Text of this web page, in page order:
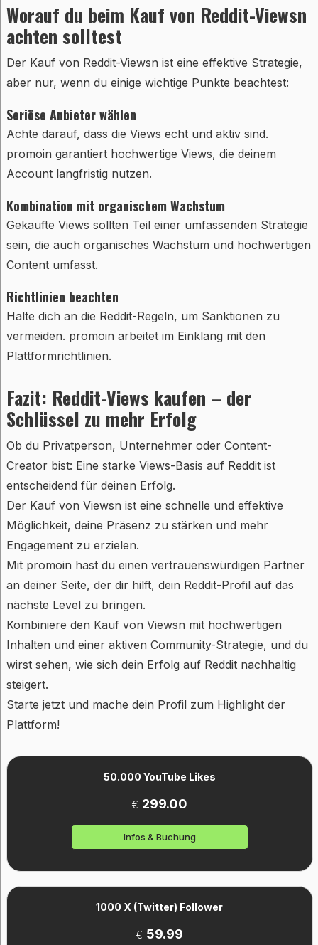
Worauf du beim Kauf von Reddit-Viewsn
achten solltest
Der Kauf von Reddit-Viewsn ist eine effektive Strategie,
aber nur, wenn du einige wichtige Punkte beachtest:
Seriöse Anbieter wählen
Achte darauf, dass die Views echt und aktiv sind.
promoin garantiert hochwertige Views, die deinem
Account langfristig nutzen.
Kombination mit organischem Wachstum
Gekaufte Views sollten Teil einer umfassenden Strategie
sein, die auch organisches Wachstum und hochwertigen
Content umfasst.
Richtlinien beachten
Halte dich an die Reddit-Regeln, um Sanktionen zu
vermeiden. promoin arbeitet im Einklang mit den
Plattformrichtlinien.
Fazit: Reddit-Views kaufen – der
Schlüssel zu mehr Erfolg
Ob du Privatperson, Unternehmer oder Content-
Creator bist: Eine starke Views-Basis auf Reddit ist
entscheidend für deinen Erfolg.
Der Kauf von Viewsn ist eine schnelle und effektive
Möglichkeit, deine Präsenz zu stärken und mehr
Engagement zu erzielen.
Mit promoin hast du einen vertrauenswürdigen Partner
an deiner Seite, der dir hilft, dein Reddit-Profil auf das
nächste Level zu bringen.
Kombiniere den Kauf von Viewsn mit hochwertigen
Inhalten und einer aktiven Community-Strategie, und du
wirst sehen, wie sich dein Erfolg auf Reddit nachhaltig
steigert.
Starte jetzt und mache dein Profil zum Highlight der
Plattform!
50.000 YouTube Likes
€ 299.00
Infos & Buchung
1000 X (Twitter) Follower
€ 59.99